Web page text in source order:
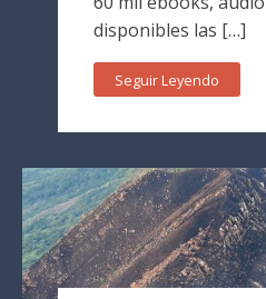
disponibles las […]
Seguir Leyendo